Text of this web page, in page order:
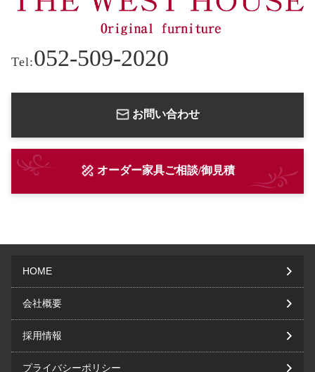
Tel:052-509-2020
お問い合わせ
オーダー家具ご相談/御見積
HOME
会社概要
採用情報
プライバシーポリシー